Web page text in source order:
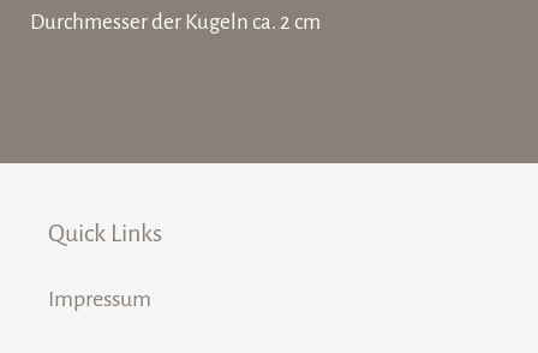
Durchmesser der Kugeln ca. 2 cm
Quick Links
Impressum